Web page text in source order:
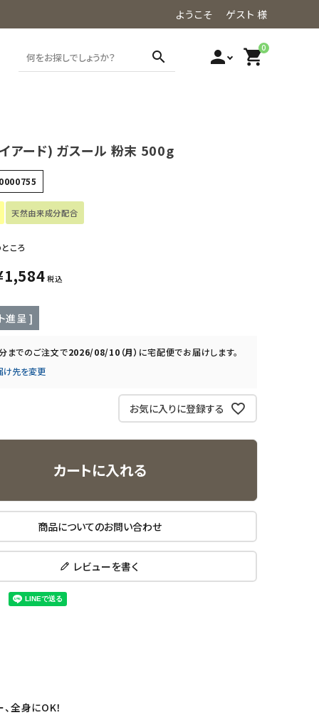
ようこそ ゲスト 様
search person 0
shopping_cart
アード) ガスール 粉末 500g
天然由来成分配合
ころ
1,584 税込
進呈 ]
までのご注文で2026/08/10（月） に宅配便でお届けします。
け先を変更
お気に入りに登録する
カートに入れる
商品についてのお問い合わせ
レビューを書く
全身にOK！